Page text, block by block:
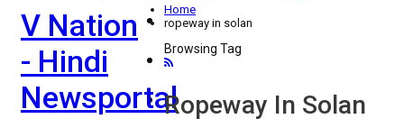
V Nation
- Hindi
Newsportal
विदेश
राज्य
उत्तर प्रदेश
Home
ropeway in solan
Browsing Tag
Ropeway In Solan